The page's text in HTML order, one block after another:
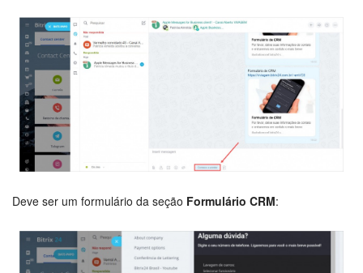
Você pode selecionar os produtos do catálogo ou adicioná-los
manualmente:
Em seguida, vá em Sales Center >Reserva de serviços por
Deve ser um formulário da seção Formulário CRM: